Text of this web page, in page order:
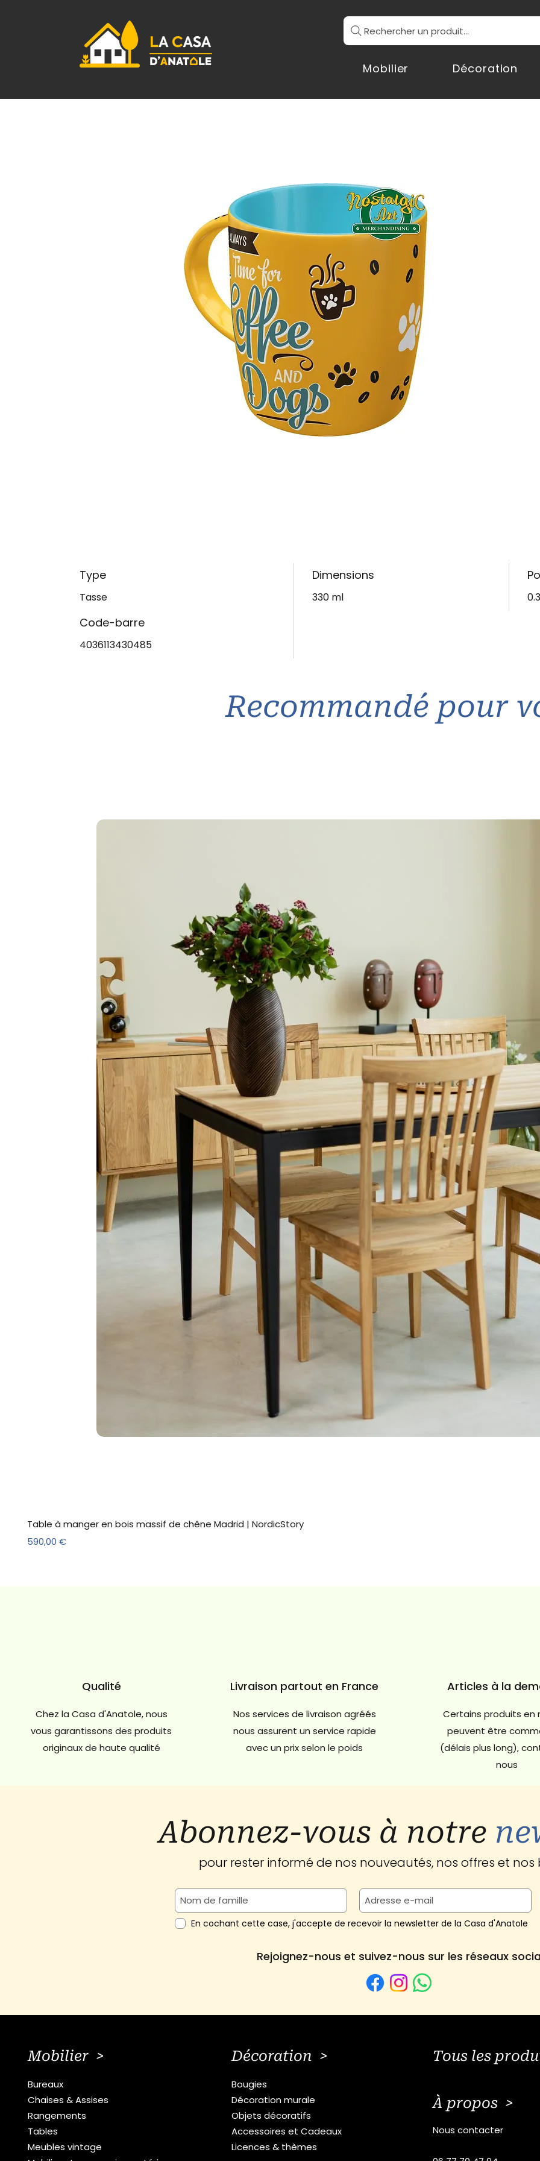
Rechercher un produit...
Mobilier Décoration
Type
Tasse
Dimensions
330 ml
Code-barre
4036113430485
Recommandé pour
Table à manger en bois massif de chêne Madrid | NordicStory
Prix
590,00 €
Qualité
Chez la Casa d'Anatole, nous
vous garantissons des produits
originaux de haute qualité
Livraison partout en France
Nos services de livraison agréés
nous assurent un service rapide
avec un prix selon le poids
Articles à la
Certains produits en
peuvent être
(délais plus long),
nous
Abonnez-vous à notre
pour rester informé de nos nouveautés, nos offres et nos
En cochant cette case, j'accepte de recevoir la newsletter de la Casa d'Anatole
Rejoignez-nous et suivez-nous sur les réseaux
Mobilier >
Bureaux
Chaises & Assises
Rangements
Tables
Meubles vintage
Décoration >
Bougies
Décoration murale
Objets décoratifs
Accessoires et Cadeaux
Licences & thèmes
Tous les
À propos >
Nous contacter